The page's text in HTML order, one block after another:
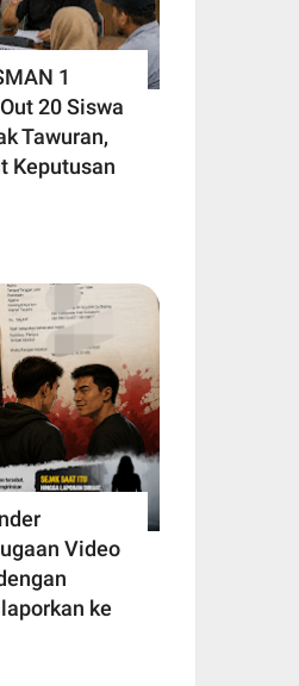
1
20 Siswa
Tawuran,
Keputusan
Video
ke